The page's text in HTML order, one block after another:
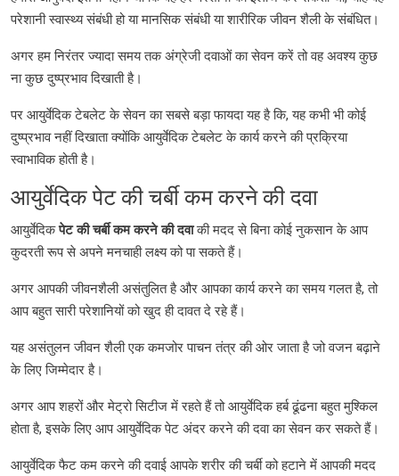
परेशानी स्वास्थ्य संबंधी हो या मानसिक संबंधी या शारीरिक जीवन शैली के संबंधित।
अगर हम निरंतर ज्यादा समय तक अंग्रेजी दवाओं का सेवन करें तो वह अवश्य कुछ
ना कुछ दुष्प्रभाव दिखाती है।
पर आयुर्वेदिक टेबलेट के सेवन का सबसे बड़ा फायदा यह है कि, यह कभी भी कोई
दुष्प्रभाव नहीं दिखाता क्योंकि आयुर्वेदिक टेबलेट के कार्य करने की प्रक्रिया
स्वाभाविक होती है।
आयुर्वेदिक पेट की चर्बी कम करने की दवा
आयुर्वेदिकपेटकीचर्बीकमकरनेकीदवाकी मदद से बिना कोई नुकसान के आप
कुदरती रूप से अपने मनचाही लक्ष्य को पा सकते हैं।
अगर आपकी जीवनशैली असंतुलित है और आपका कार्य करने का समय गलत है, तो
आप बहुत सारी परेशानियों को खुद ही दावत दे रहे हैं।
यह असंतुलन जीवन शैली एक कमजोर पाचन तंत्र की ओर जाता है जो वजन बढ़ाने
के लिए जिम्मेदार है।
अगर आप शहरों और मेट्रो सिटीज में रहते हैं तो आयुर्वेदिक हर्ब ढूंढना बहुत मुश्किल
होता है, इसके लिए आप आयुर्वेदिक पेट अंदर करने की दवा का सेवन कर सकते हैं।
आयुर्वेदिक फैट कम करने की दवाई आपके शरीर की चर्बी को हटाने में आपकी मदद